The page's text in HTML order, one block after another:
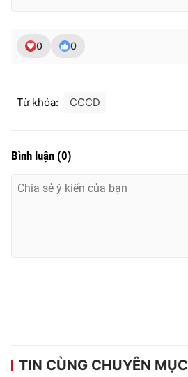
0 0
Từ khóa: CCCD
Bình luận (0)
TIN CÙNG CHUYÊN MỤC